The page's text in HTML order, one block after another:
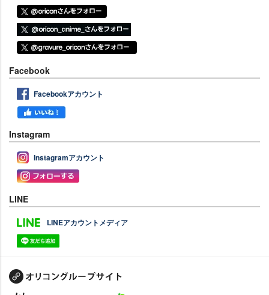
Facebook
Facebookアカウント
Instagram
Instagramアカウント
LINE
LINEアカウントメディア